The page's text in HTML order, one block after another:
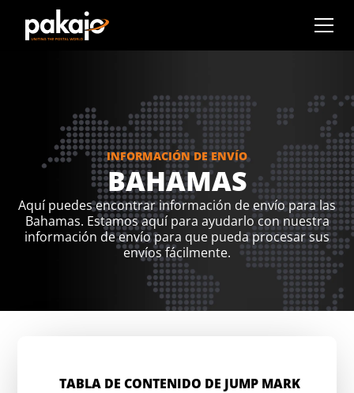
INFORMACIÓN DE ENVÍO
BAHAMAS
Aquí puedes encontrar información de envío para las
Bahamas. Estamos aquí para ayudarlo con nuestra
información de envío para que pueda procesar sus
envíos fácilmente.
TABLA DE CONTENIDO DE JUMP MARK